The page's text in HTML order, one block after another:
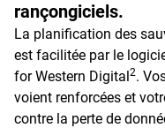
rançongiciels.
La planification des
est facilitée par le
for Western Digital2.
voient renforcées et
contre la perte de